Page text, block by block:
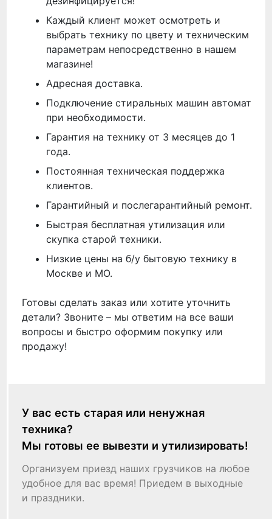
Каждый клиент может осмотреть и
выбрать технику по цвету и техническим
параметрам непосредственно в нашем
магазине!
Адресная доставка.
Подключение стиральных машин автомат
при необходимости.
Гарантия на технику от 3 месяцев до 1
года.
Постоянная техническая поддержка
клиентов.
Гарантийный и послегарантийный ремонт.
Быстрая бесплатная утилизация или
скупка старой техники.
Низкие цены на б/у бытовую технику в
Москве и МО.
Готовы сделать заказ или хотите уточнить
детали? Звоните – мы ответим на все ваши
вопросы и быстро оформим покупку или
продажу!
У вас есть старая или ненужная
техника?
Мы готовы ее вывезти и утилизировать!
Организуем приезд наших грузчиков на любое
удобное для вас время! Приедем в выходные
и праздники.